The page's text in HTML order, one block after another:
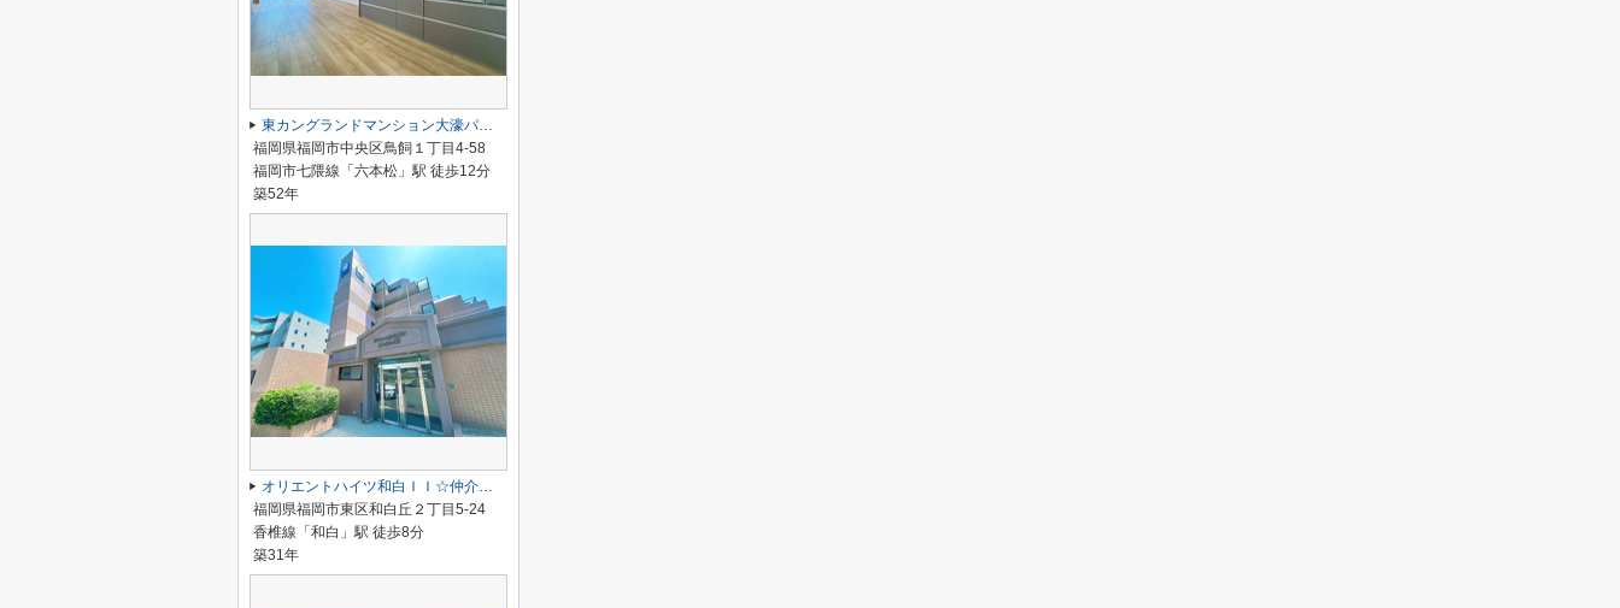
東カングランドマンション大濠パークサイド☆仲介手数料無料☆
福岡県福岡市中央区鳥飼１丁目4-58
福岡市七隈線「六本松」駅 徒歩12分
築52年
オリエントハイツ和白ＩＩ☆仲介手数料無料☆
福岡県福岡市東区和白丘２丁目5-24
香椎線「和白」駅 徒歩8分
築31年